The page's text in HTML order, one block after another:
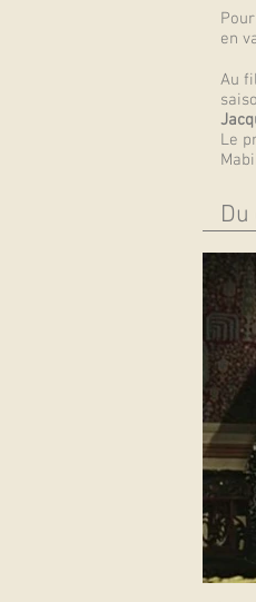
en
Au
Le